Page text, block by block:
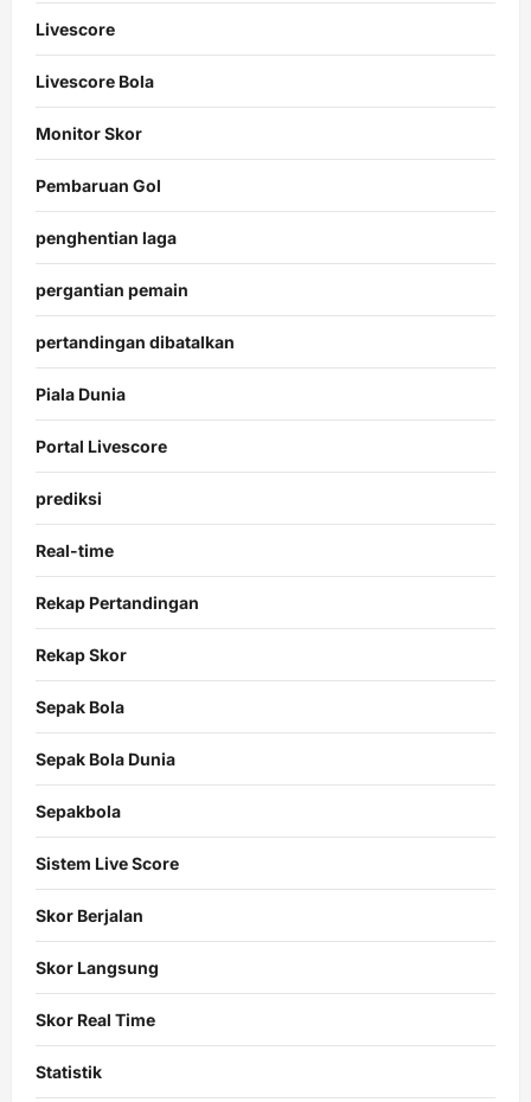
Livescore
Livescore Bola
Monitor Skor
Pembaruan Gol
penghentian laga
pergantian pemain
pertandingan dibatalkan
Piala Dunia
Portal Livescore
prediksi
Real-time
Rekap Pertandingan
Rekap Skor
Sepak Bola
Sepak Bola Dunia
Sepakbola
Sistem Live Score
Skor Berjalan
Skor Langsung
Skor Real Time
Statistik